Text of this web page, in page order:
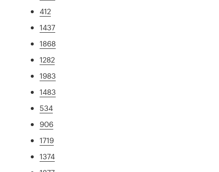
412
1437
1868
1282
1983
1483
534
906
1719
1374